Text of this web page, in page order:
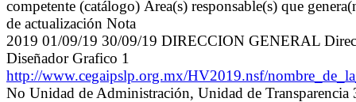
competente (catálogo) Área(s) responsable(s) que
de actualización Nota
2019 01/09/19 30/09/19 DIRECCION GENERAL
Diseñador Grafico 1
http://www.cegaipslp.org.mx/HV2019.nsf/
No Unidad de Administración, Unidad de